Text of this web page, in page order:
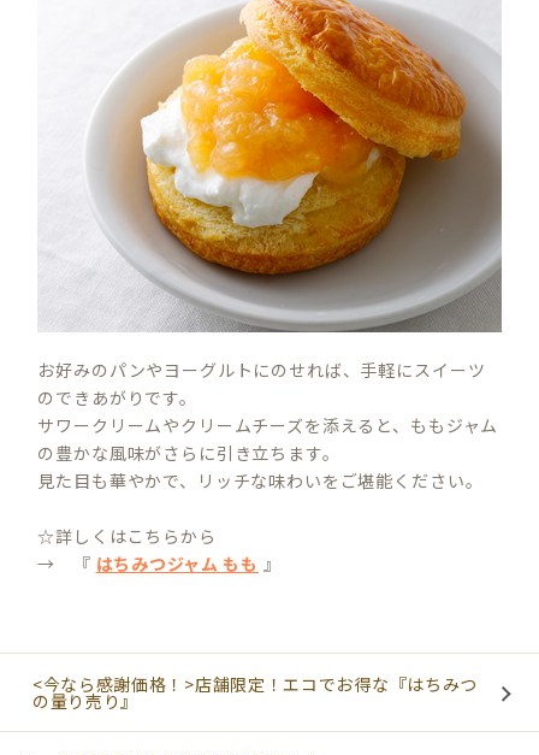
お好みのパンやヨーグルトにのせれば、手軽にスイーツ
のできあがりです。
サワークリームやクリームチーズを添えると、ももジャム
の豊かな風味がさらに引き立ちます。
見た目も華やかで、リッチな味わいをご堪能ください。
☆詳しくはこちらから
→ 『 はちみつジャム もも 』
<今なら感謝価格！>店舗限定！エコでお得な『はちみつ
の量り売り』